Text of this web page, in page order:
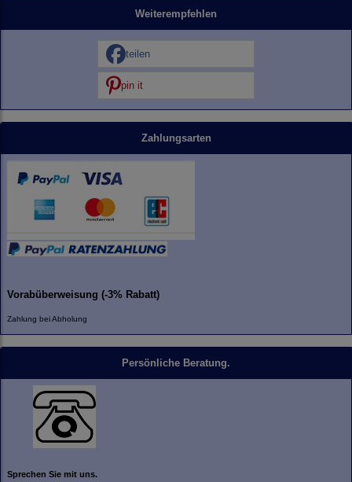
Weiterempfehlen
teilen
pin it
Zahlungsarten
Vorabüberweisung (-3% Rabatt)
Zahlung bei Abholung
Persönliche Beratung.
Sprechen Sie mit uns.